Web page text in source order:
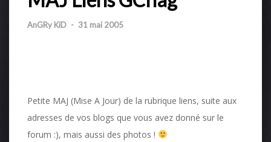
AnGRy KiD - 31 mai 2005
Petite MAJ (Mise A Jour) de la rubrique liens, suite aux
adresses de vos blogs que vous avez donné sur le
forum :), mais aussi des photos !